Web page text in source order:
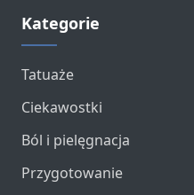
Kategorie
Tatuaże
Ciekawostki
Ból i pielęgnacja
Przygotowanie